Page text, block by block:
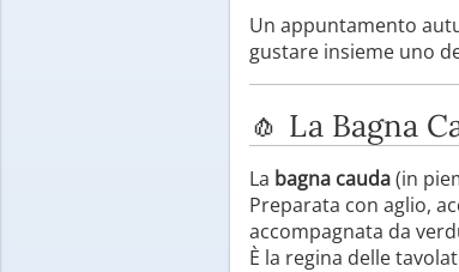
Un appuntamento
gustare insieme uno
🧄 La Bagna
La bagna cauda(in
Preparata con aglio,
accompagnata da
È la regina delle